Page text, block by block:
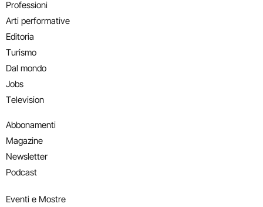
Professioni
Arti performative
Editoria
Turismo
Dal mondo
Jobs
Television
Abbonamenti
Magazine
Newsletter
Podcast
Eventi e Mostre